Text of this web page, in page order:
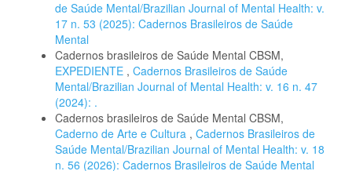
de Saúde Mental/Brazilian Journal of Mental Health: v.
17 n. 53 (2025): Cadernos Brasileiros de Saúde
Mental
Cadernos brasileiros de Saúde Mental CBSM,
EXPEDIENTE , Cadernos Brasileiros de Saúde
Mental/Brazilian Journal of Mental Health: v. 16 n. 47
(2024): .
Cadernos brasileiros de Saúde Mental CBSM,
Caderno de Arte e Cultura , Cadernos Brasileiros de
Saúde Mental/Brazilian Journal of Mental Health: v. 18
n. 56 (2026): Cadernos Brasileiros de Saúde Mental